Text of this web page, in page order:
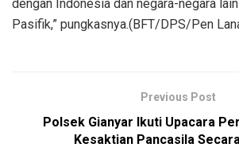
dengan Indonesia dan negara-negara
Pasifik,” pungkasnya.(BFT/DPS/Pen
Previous Post
Polsek Gianyar Ikuti Upacara
Kesaktian Pancasila